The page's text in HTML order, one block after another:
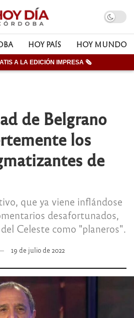
HOY PAÍS HOY MUNDO
A LA EDICIÓN IMPRESA 🗞
de Belgrano
los
de
que ya viene inflándose
desafortunados,
Celeste como "planeros".
19 de julio de 2022